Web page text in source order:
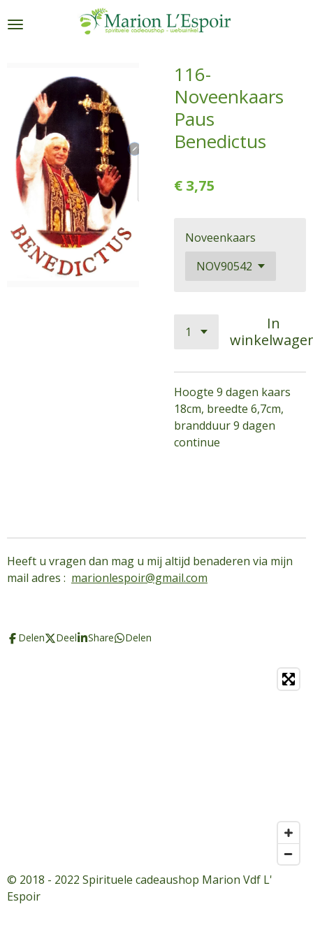
direct
hoofdinhoud
116-
Noveenkaars
Paus
Benedictus
€ 3,75
Noveenkaars
In
Hoogte 9 dagen kaars
18cm, breedte 6,7cm,
brandduur 9 dagen
continue
Heeft u vragen dan mag u mij altijd benaderen via mijn
mail adres : marionlespoir@gmail.com
Delen Deel Share Delen
© 2018 - 2022 Spirituele cadeaushop Marion Vdf L'
Espoir